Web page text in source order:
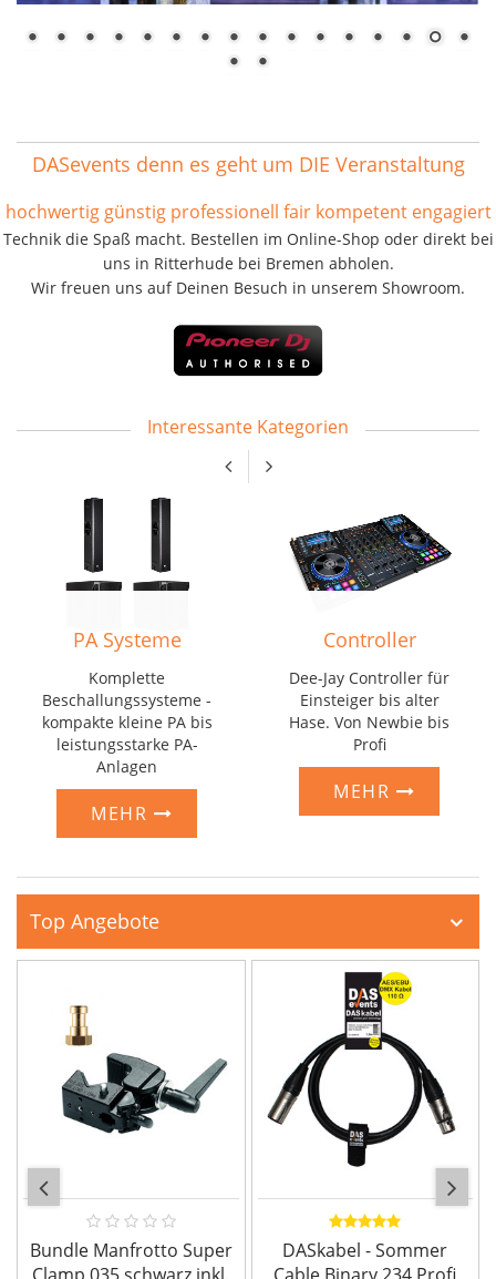
Interessante Kategorien
PA Systeme
Komplette
Beschallungssysteme -
kompakte kleine PA bis
leistungsstarke PA-
Anlagen
MEHR
Controller
Dee-Jay Controller für
Einsteiger bis alter
Hase. Von Newbie bis
Profi
MEHR
Top Angebote
Bundle Manfrotto Super
DASkabel - Sommer
DASevents denn es geht um DIE Veranstaltung
hochwertig günstig professionell fair kompetent engagiert
Technik die Spaß macht. Bestellen im Online-Shop oder direkt bei
uns in Ritterhude bei Bremen abholen.
Wir freuen uns auf Deinen Besuch in unserem Showroom.